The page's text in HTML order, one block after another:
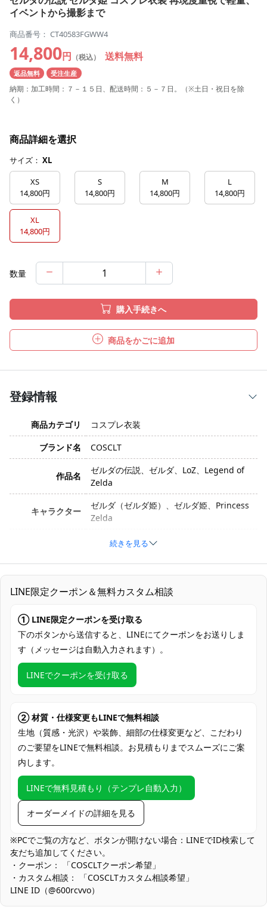
イベントから撮影まで
商品番号： CT40583FGWW4
14,800円 （税込） 送料無料
返品無料 受注生産
納期：加工時間：７－１５日、配送時間：５－７日。（※土日・祝日を除
く）
商品詳細を選択
サイズ： XL
XS
14,800円
S
14,800円
M
14,800円
L
14,800円
XL
14,800円
数量
購入手続きへ
商品をかごに追加
登録情報
商品カテゴリ
コスプレ衣装
ブランド名
COSCLT
作品名
ゼルダの伝説、ゼルダ、LoZ、Legend of
Zelda
キャラクター
ゼルダ（ゼルダ姫）、ゼルダ姫、Princess
Zelda
XS、S、M、L、XL
素材
コスプレ専用生地
セット内容
ズボン、トップス、ベルト、手袋
発送予定
（※土日祝除く）、合計で12～22営業日程
度でお届け
クレジットカード（VISA、Master、JCB、
Discover、AMERICAN EXPRESS）、
PayPal、銀行振込
使用場所
ム系コスプレイベント、スタジオ撮影・ロ
ケ撮、ハロウィン仮装、テーマカフェ・コ
スプレバー、学園祭・文化祭ステージ、配
信・動画収録、ポートレート撮影会
コスプレ対象
コスプレ愛好家、アニメや漫画、ゲームフ
ァン、出演者
収納方法
他の衣類と同じく、清潔に乾燥を保ち、鋭
い物によっての破れを避けてください。
商品状態
新品未使用
刺繍・装飾パーツは質感重視で繊細に仕上げています。洗濯は手
洗い推奨、乾燥機は避け、当て布をして低温アイロンで整えてく
ださい。
続きを見る
LINE限定クーポン＆無料カスタム相談
① LINE限定クーポンを受け取る
下のボタンから送信すると、LINEにてクーポンをお送りしま
す（メッセージは自動入力されます）。
LINEでクーポンを受け取る
② 材質・仕様変更もLINEで無料相談
生地（質感・光沢）や装飾、細部の仕様変更など、こだわり
のご要望をLINEで無料相談。お見積もりまでスムーズにご案
内します。
LINEで無料見積もり（テンプレ自動入力）
オーダーメイドの詳細を見る
※PCでご覧の方など、ボタンが開けない場合：LINEでID検索して
友だち追加してください。
・クーポン： 「COSCLTクーポン希望」
・カスタム相談： 「COSCLTカスタム相談希望」
LINE ID（@600rcvvo）